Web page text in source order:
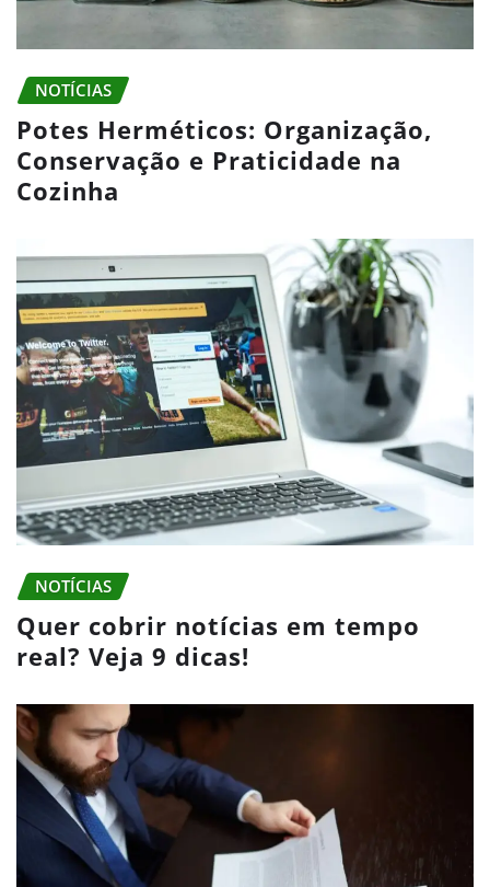
NOTÍCIAS
Potes Herméticos: Organização,
Conservação e Praticidade na
Cozinha
NOTÍCIAS
Quer cobrir notícias em tempo
real? Veja 9 dicas!